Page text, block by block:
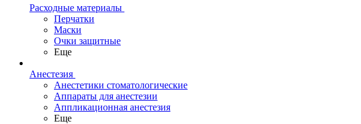
Расходные материалы
Перчатки
Маски
Очки защитные
Еще
Анестезия
Анестетики стоматологические
Аппараты для анестезии
Аппликационная анестезия
Еще